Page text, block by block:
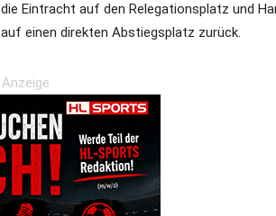
die Eintracht auf den Relegationsplatz und
auf einen direkten Abstiegsplatz zurück.
Anzeige